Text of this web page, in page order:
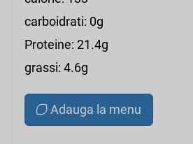
carboidrati: 0g
Proteine: 21.4g
grassi: 4.6g
Adauga la menu